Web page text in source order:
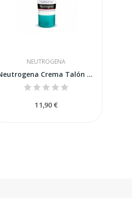
NEUTROGENA
Neutrogena Crema Talón Agrietados 50 ml
11,90 €